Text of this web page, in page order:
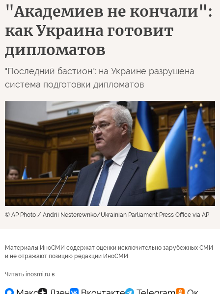
"Академиев не кончали":
как Украина готовит
дипломатов
"Последний бастион": на Украине разрушена
система подготовки дипломатов
© AP Photo / Andrii Nesterewnko/Ukrainian Parliament Press Office via AP
Материалы ИноСМИ содержат оценки исключительно зарубежных СМИ
и не отражают позицию редакции ИноСМИ
Читать inosmi.ru в